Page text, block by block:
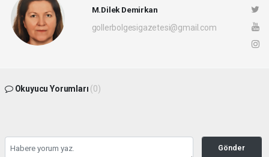
M.Dilek Demirkan
gollerbolgesigazetesi@gmail.com
Okuyucu Yorumları (0)
Gönder